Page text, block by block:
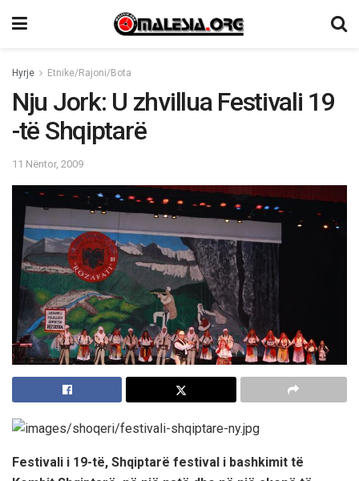
Hyrje Etnike/Rajoni/Bota
Nju Jork: U zhvillua Festivali 19
-të Shqiptarë
11 Nëntor, 2009
Festivali i 19-të, Shqiptarë festival i bashkimit të